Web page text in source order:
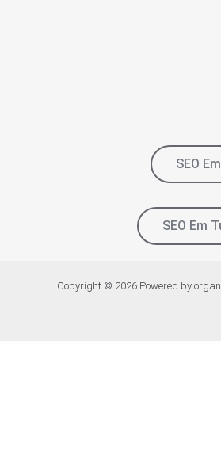
SEO
SEO Em
Copyright © 2026 Powered by